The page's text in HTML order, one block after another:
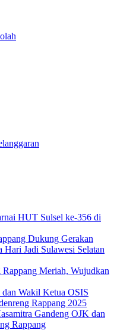
HUT Sulsel ke-356 di
Dukung Gerakan
Hari Jadi Sulawesi Selatan
Meriah, Wujudkan
dan Wakil Ketua OSIS
Rappang 2025
Gandeng OJK dan
Rappang